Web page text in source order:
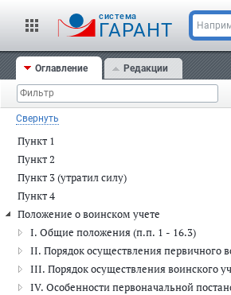
cистема
ГАРАНТ
Оглавление Редакции
Свернуть
Пункт 1
Пункт 2
Пункт 3 (утратил силу)
Пункт 4
Положение о воинском учете
I. Общие положения (п.п. 1 - 16.3)
II. Порядок осуществления первичного
III. Порядок осуществления воинского
IV. Особенности первоначальной